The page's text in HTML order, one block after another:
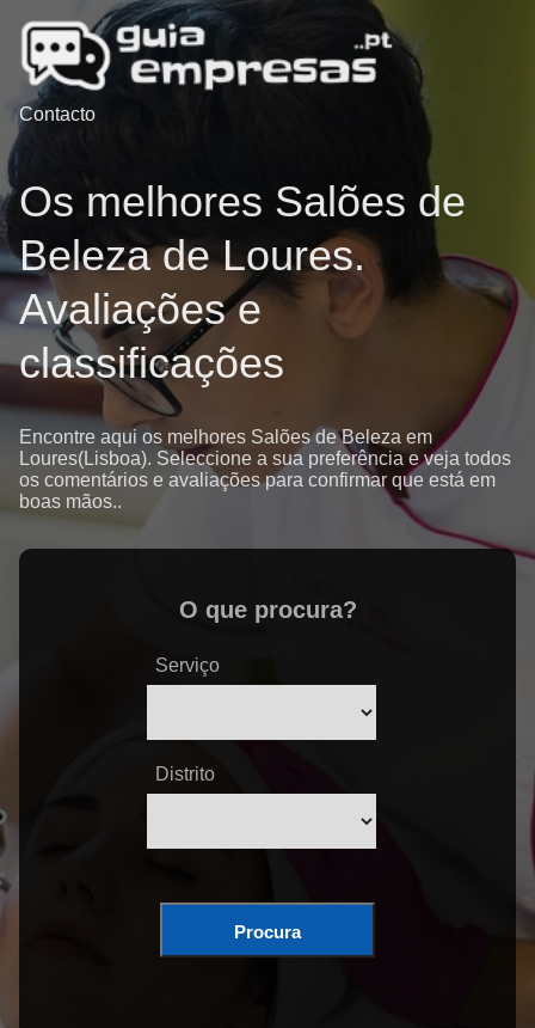
Contacto
Os melhores Salões de
Beleza de Loures.
Avaliações e
classificações
Encontre aqui os melhores Salões de Beleza em
Loures(Lisboa). Seleccione a sua preferência e veja todos
os comentários e avaliações para confirmar que está em
boas mãos..
O que procura?
Serviço
Distrito
Procura